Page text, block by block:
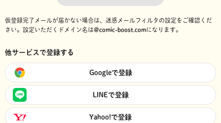
仮登録完了メールが届かない場合は、迷惑メールフィルタの設定をご確認くだ
さい。 設定いただくドメイン名は@comic-boost.comになります。
他サービスで登録する
Googleで登録
LINEで登録
Yahoo!で登録